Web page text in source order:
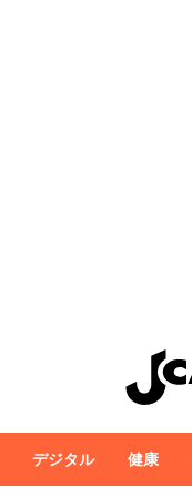
デジタル 健康